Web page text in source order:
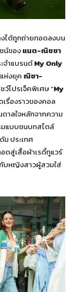
งได้ถูกถ่ายทอดลงบน
น์ของแนต-ณิชชา
จำแบรนด์My Only
ห่งยุค ณิชา-
ว์โปรเจ็คพิเศษ “My
เรื่องราวของคอล
าลใจหลักจากความ
มแบบชนบทสไตล์
ประเทศ
ดสู่เสื้อผ้าเรดี้ทูแวร์
บหญิงสาวผู้สวมใส่